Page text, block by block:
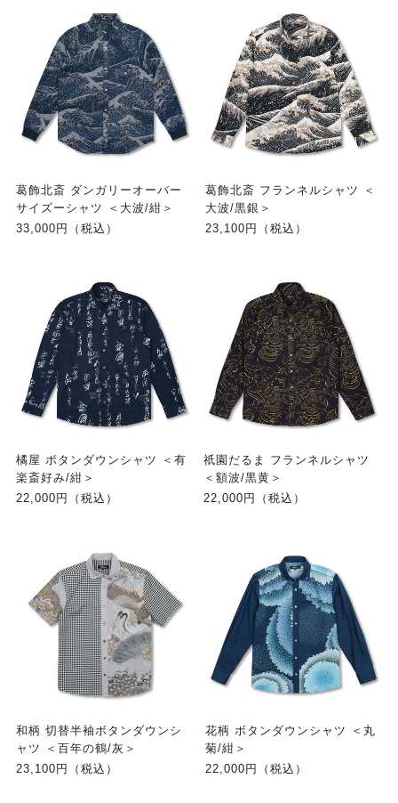
葛飾北斎 ダンガリーオーバー
サイズーシャツ ＜大波/紺＞
33,000円（税込）
葛飾北斎 フランネルシャツ ＜
大波/黒銀＞
23,100円（税込）
橘屋 ボタンダウンシャツ ＜有
楽斎好み/紺＞
22,000円（税込）
祇園だるま フランネルシャツ
＜額波/黒黄＞
22,000円（税込）
和柄 切替半袖ボタンダウンシ
ャツ ＜百年の鶴/灰＞
23,100円（税込）
花柄 ボタンダウンシャツ ＜丸
菊/紺＞
22,000円（税込）